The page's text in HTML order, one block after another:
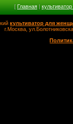
[ Главная |
культиватор для
г.Москва,